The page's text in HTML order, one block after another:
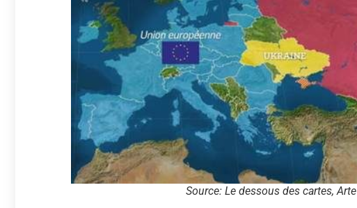
Source: Le dessous des cartes, Arte